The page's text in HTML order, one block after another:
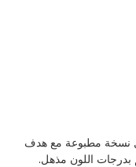
نسخة مطبوعة مع هدف
بدرجات اللون مذهل.